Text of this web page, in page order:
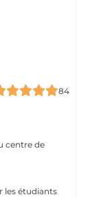
84
centre de
les étudiants